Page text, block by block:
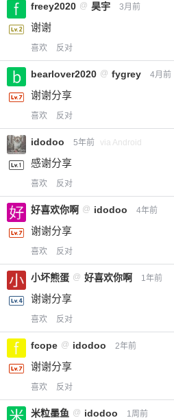
freey2020 @ 昊宇 3月前
谢谢
喜欢 反对
bearlover2020 @ fygrey 4月前
谢谢分享
喜欢 反对
idodoo 5年前 via Android
感谢分享
喜欢 反对
好喜欢你啊 @ idodoo 4年前
谢谢分享
喜欢 反对
小坏熊蛋 @ 好喜欢你啊 1年前
谢谢分享
喜欢 反对
fcope @ idodoo 2年前
谢谢分享
喜欢 反对
米粒墨鱼 @ idodoo 1周前